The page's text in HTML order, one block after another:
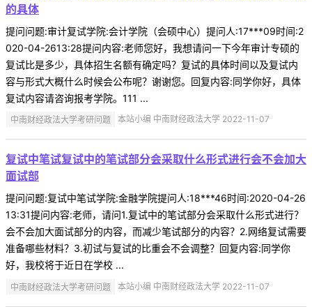
的具体
提问问题:审计复试学院:会计学院（会硕中心）提问人:17***09时间:2
020-04-2613:28提问内容:老师您好，我想请问一下今年审计专硕的
复试比是多少，具体招生名额有确定吗？复试的具体时间以及复试内
容与形式大概什么时候会公布呢？谢谢您。回复内容:同学你好，具体
复试内容请咨询报考学院。111 ...
中南财经政法大学考研问题 本站小编 中南财经政法大学 2022-11-07
复试中笔试复试中的笔试部分会采取什么形式进行会不会加大
面试部
提问问题:复试中笔试学院:金融学院提问人:18***46时间:2020-04-26
13:31提问内容:老师，请问1.复试中的笔试部分会采取什么形式进行？
会不会加大面试部分的内容，而减少笔试部分的内容？2.网络复试需要
准备哪些材料？3.初试与复试的比重会不会调整？回复内容:同学你
好，我校将于近日在学校 ...
中南财经政法大学考研问题 本站小编 中南财经政法大学 2022-11-07